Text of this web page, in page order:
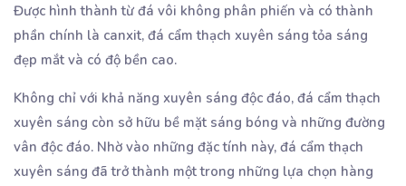
Được hình thành từ đá vôi không phân phiến và có thành
phần chính là canxit, đá cẩm thạch xuyên sáng tỏa sáng
đẹp mắt và có độ bền cao.
Không chỉ với khả năng xuyên sáng độc đáo, đá cẩm thạch
xuyên sáng còn sở hữu bề mặt sáng bóng và những đường
vân độc đáo. Nhờ vào những đặc tính này, đá cẩm thạch
xuyên sáng đã trở thành một trong những lựa chọn hàng